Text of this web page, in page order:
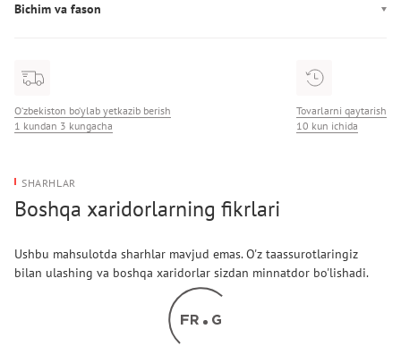
Yoqa: yotiq yoqa
Bichim va fason
O‘zbekiston bo‘ylab yetkazib berish
1 kundan 3 kungacha
Tovarlarni qaytarish
10 kun ichida
SHARHLAR
Boshqa xaridorlarning fikrlari
Ushbu mahsulotda sharhlar mavjud emas. O'z taassurotlaringiz
bilan ulashing va boshqa xaridorlar sizdan minnatdor bo'lishadi.